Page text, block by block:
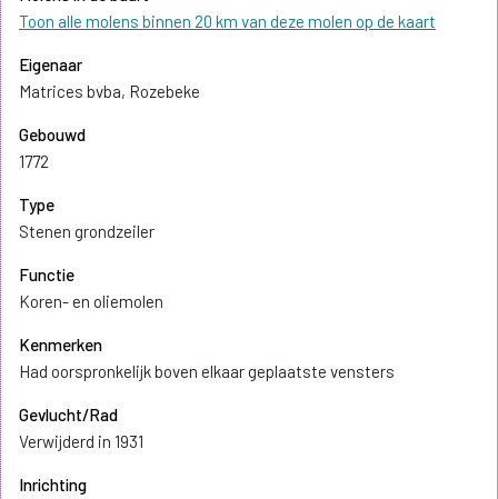
Toon alle molens binnen 20 km van deze molen op de kaart
Eigenaar
Matrices bvba, Rozebeke
Gebouwd
1772
Type
Stenen grondzeiler
Functie
Koren- en oliemolen
Kenmerken
Had oorspronkelijk boven elkaar geplaatste vensters
Gevlucht/Rad
Verwijderd in 1931
Inrichting